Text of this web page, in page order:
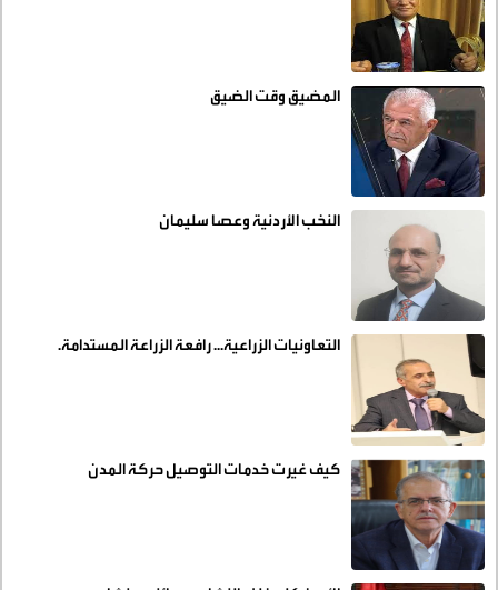
المضيق وقت الضيق
النخب الأردنية وعصا سليمان
التعاونيات الزراعية... رافعة الزراعة المستدامة.
كيف غيرت خدمات التوصيل حركة المدن